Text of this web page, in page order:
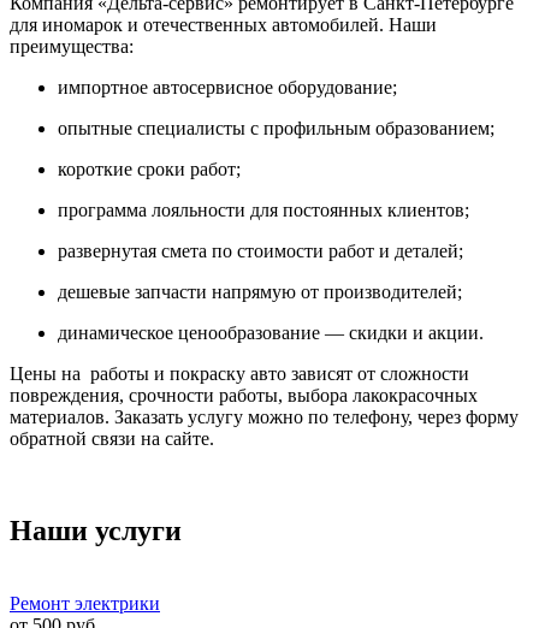
для иномарок и отечественных автомобилей. Наши
преимущества:
импортное автосервисное оборудование;
опытные специалисты с профильным образованием;
короткие сроки работ;
программа лояльности для постоянных клиентов;
развернутая смета по стоимости работ и деталей;
дешевые запчасти напрямую от производителей;
динамическое ценообразование — скидки и акции.
Цены на работы и покраску авто зависят от сложности
повреждения, срочности работы, выбора лакокрасочных
материалов. Заказать услугу можно по телефону, через форму
обратной связи на сайте.
Наши услуги
Ремонт электрики